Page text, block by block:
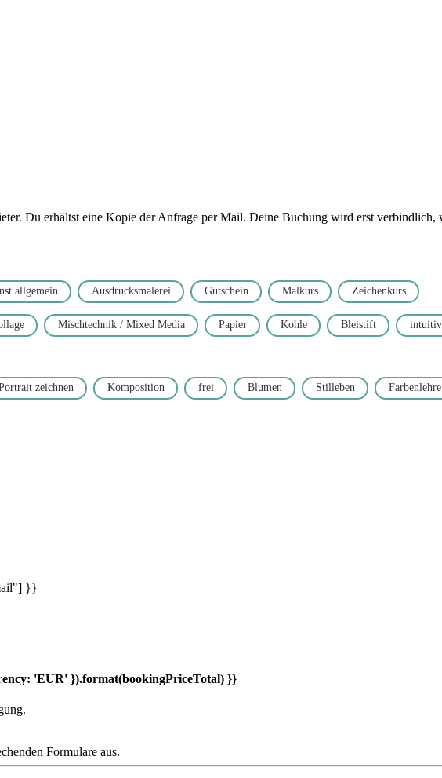
Du erhältst eine Kopie der Anfrage per Mail. Deine Buchung wird erst verbindlich,
allgemein Ausdrucksmalerei Gutschein Malkurs Zeichenkurs
Mischtechnik / Mixed Media Papier Kohle Bleistift
zeichnen Komposition frei Blumen Stilleben Farbenlehre
}}
'EUR' }).format(bookingPriceTotal) }}
Formulare aus.